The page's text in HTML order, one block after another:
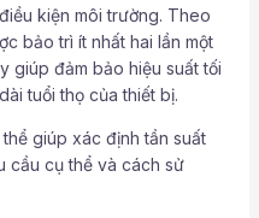
kiện môi trường. Theo
bảo trì ít nhất hai lần một
giúp đảm bảo hiệu suất tối
tuổi thọ của thiết bị.
giúp xác định tần suất
cầu cụ thể và cách sử